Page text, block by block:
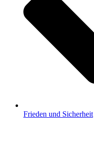
Frieden und Sicherheit